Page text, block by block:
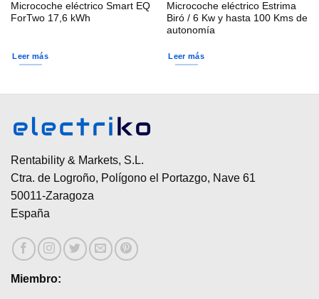
Microcoche eléctrico Smart EQ
ForTwo 17,6 kWh
Leer más
Microcoche eléctrico Estrima
Biró / 6 Kw y hasta 100 Kms de
autonomía
Leer más
Rentability & Markets, S.L.
Ctra. de Logroño, Polígono el Portazgo, Nave 61
50011-Zaragoza
España
Miembro: